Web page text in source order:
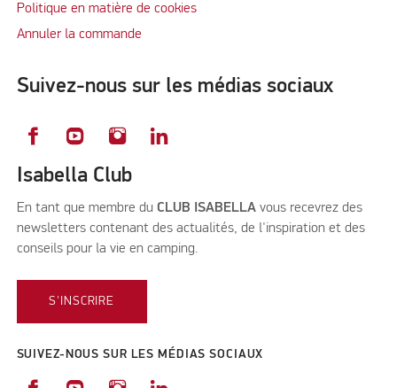
Politique en matière de cookies
Annuler la commande
Suivez-nous sur les médias sociaux
Isabella Club
En tant que membre du CLUB ISABELLA vous recevrez des
newsletters contenant des actualités, de l'inspiration et des
conseils pour la vie en camping.
S'INSCRIRE
SUIVEZ-NOUS SUR LES MÉDIAS SOCIAUX